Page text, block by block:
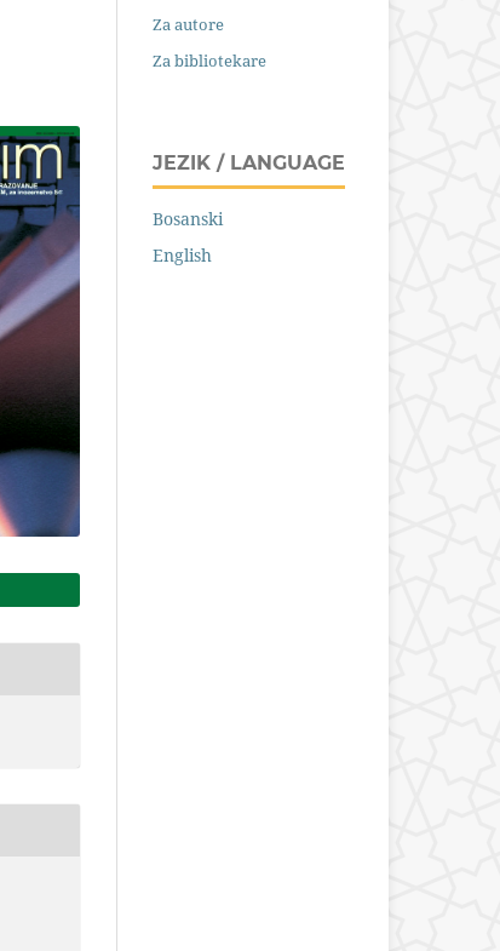
Za autore
Za bibliotekare
JEZIK / LANGUAGE
Bosanski
English